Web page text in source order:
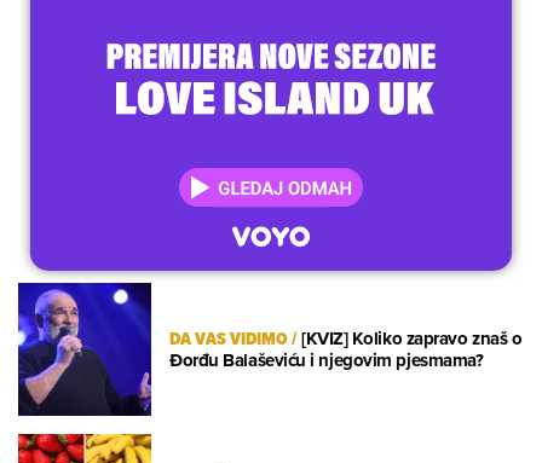
DA VAS VIDIMO/[KVIZ] Koliko zapravo znaš o
Đorđu Balaševiću i njegovim pjesmama?